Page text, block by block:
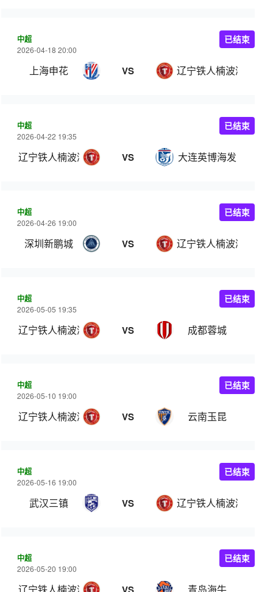
中超
2026-04-18 20:00
上海申花 VS 辽宁铁人楠波湾
已结束
中超
2026-04-22 19:35
辽宁铁人楠波湾 VS 大连英博海发
已结束
中超
2026-04-26 19:00
深圳新鹏城 VS 辽宁铁人楠波湾
已结束
中超
2026-05-05 19:35
辽宁铁人楠波湾 VS 成都蓉城
已结束
中超
2026-05-10 19:00
辽宁铁人楠波湾 VS 云南玉昆
已结束
中超
2026-05-16 19:00
武汉三镇 VS 辽宁铁人楠波湾
已结束
中超
2026-05-20 19:00
已结束